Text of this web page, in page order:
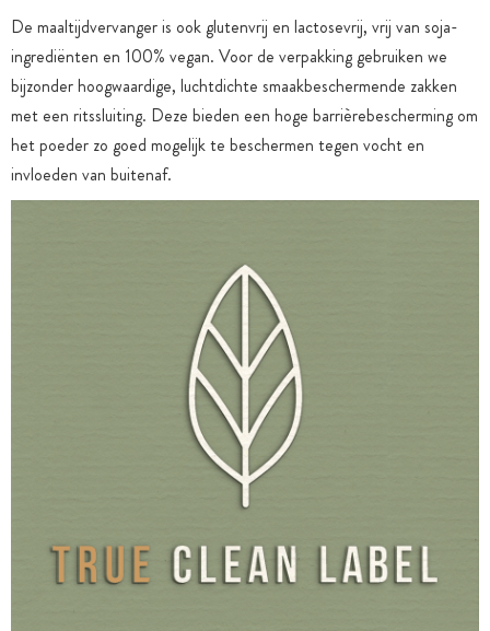
De maaltijdvervanger is ook glutenvrij en lactosevrij, vrij van soja-
ingrediënten en 100% vegan. Voor de verpakking gebruiken we
bijzonder hoogwaardige, luchtdichte smaakbeschermende zakken
met een ritssluiting. Deze bieden een hoge barrièrebescherming om
het poeder zo goed mogelijk te beschermen tegen vocht en
invloeden van buitenaf.